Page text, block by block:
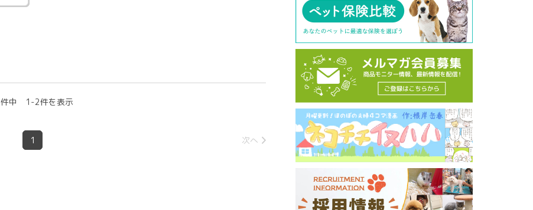
件中 1-2件を表示
1 次へ